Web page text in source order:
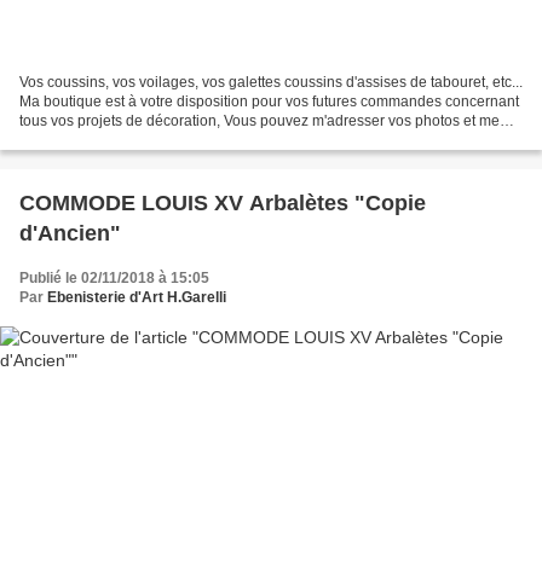
Vos coussins, vos voilages, vos galettes coussins d'assises de tabouret, etc...
Ma boutique est à votre disposition pour vos futures commandes concernant
tous vos projets de décoration, Vous pouvez m'adresser vos photos et me
COMMODE LOUIS XV Arbalètes "Copie
d'Ancien"
Publié le 02/11/2018 à 15:05
Par Ebenisterie d'Art H.Garelli